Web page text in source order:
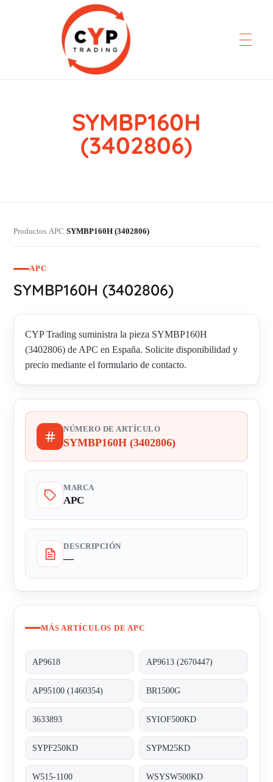
CYP Trading
Professionelle ErsatzteilbeschaffungSYMBP160H
(3402806)
Productos›APC›SYMBP160H (3402806)
APC
SYMBP160H (3402806)
CYP Trading suministra la pieza SYMBP160H
(3402806) de APC en España. Solicite disponibilidad y
precio mediante el formulario de contacto.
NÚMERO DE ARTÍCULO
SYMBP160H (3402806)
MARCA
APC
DESCRIPCIÓN
—
MÁS ARTÍCULOS DE APC
AP9618 AP9613 (2670447)
AP95100 (1460354) BR1500G
3633893 SYIOF500KD
SYPF250KD SYPM25KD
W515-1100 WSYSW500KD